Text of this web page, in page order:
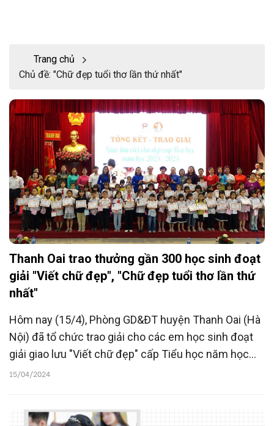
Trang chủ
Chủ đề: "Chữ đẹp tuổi thơ lần thứ nhất"
Thanh Oai trao thưởng gần 300 học sinh đoạt
giải "Viết chữ đẹp", "Chữ đẹp tuổi thơ lần thứ
nhất"
Hôm nay (15/4), Phòng GD&ĐT huyện Thanh Oai (Hà
Nội) đã tổ chức trao giải cho các em học sinh đoạt
giải giao lưu "Viết chữ đẹp" cấp Tiểu học năm học
2023-2024 và tặng thưởng 3 thí sinh đoạt giải tại
15/04/2024